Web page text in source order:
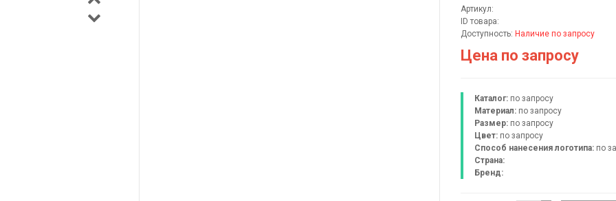
Артикул:
ID товара:
Доступность: Наличие по запросу
Цена по запросу
Каталог: по запросу
Материал: по запросу
Размер: по запросу
Цвет: по запросу
Способ нанесения логотипа: по
Страна:
Бренд: